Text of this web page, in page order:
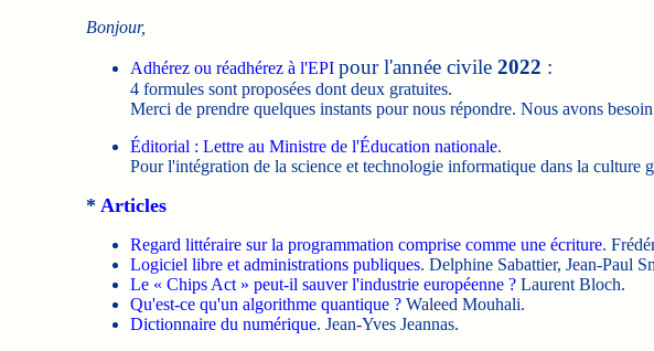
Bonjour,
Adhérez ou réadhérez à l'EPI pour l'année civile 2022 :
4 formules sont proposées dont deux gratuites.
Merci de prendre quelques instants pour nous répondre. Nous avons
Éditorial : Lettre au Ministre de l'Éducation nationale.
Pour l'intégration de la science et technologie informatique dans la culture
* Articles
Regard littéraire sur la programmation comprise comme une écriture.
Logiciel libre et administrations publiques. Delphine Sabattier, Jean-Paul
Le « Chips Act » peut-il sauver l'industrie européenne ?Laurent Bloch.
Qu'est-ce qu'un algorithme quantique ?Waleed Mouhali.
Dictionnaire du numérique. Jean-Yves Jeannas.